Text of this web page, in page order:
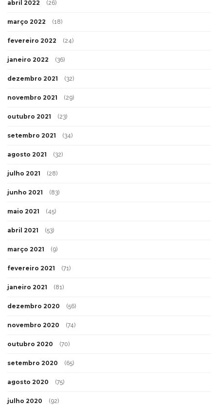
abril 2022 (26)
março 2022 (18)
fevereiro 2022 (24)
janeiro 2022 (36)
dezembro 2021 (32)
novembro 2021 (29)
outubro 2021 (23)
setembro 2021 (34)
agosto 2021 (32)
julho 2021 (28)
junho 2021 (83)
maio 2021 (45)
abril 2021 (53)
março 2021 (9)
fevereiro 2021 (71)
janeiro 2021 (81)
dezembro 2020 (56)
novembro 2020 (74)
outubro 2020 (70)
setembro 2020 (65)
agosto 2020 (75)
julho 2020 (92)